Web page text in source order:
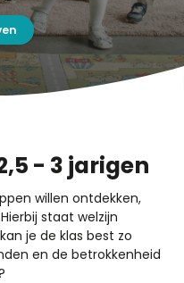
- 3 jarigen
willen ontdekken,
staat welzijn
je de klas best zo
en de betrokkenheid